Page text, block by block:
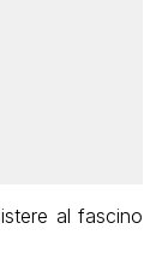
al fascino